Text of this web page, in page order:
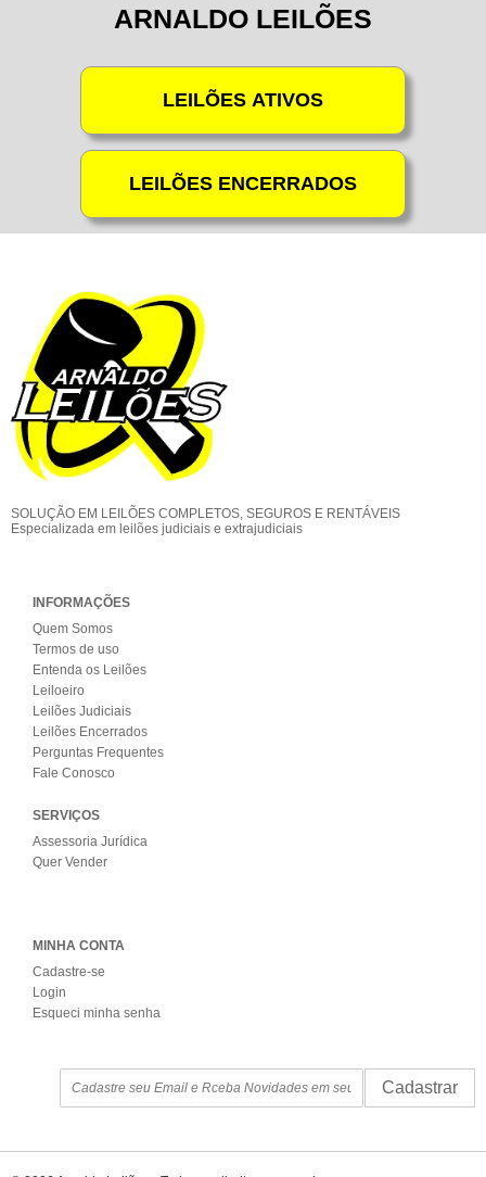
ARNALDO LEILÕES
SOLUÇÃO EM LEILÕES COMPLETOS, SEGUROS E RENTÁVEIS
Especializada em leilões judiciais e extrajudiciais
INFORMAÇÕES
Quem Somos
Termos de uso
Entenda os Leilões
Leiloeiro
Leilões Judiciais
Leilões Encerrados
Perguntas Frequentes
Fale Conosco
SERVIÇOS
Assessoria Jurídica
Quer Vender
MINHA CONTA
Cadastre-se
Login
Esqueci minha senha
Cadastrar